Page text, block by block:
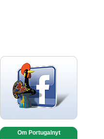
Om Portugalnyt